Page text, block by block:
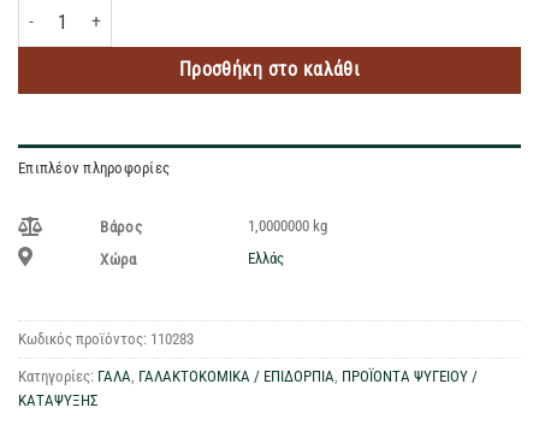
ΦΑΡΜΑ ΚΟΥΚΑΚΗ ΓΑΛΑ ΑΓΕΛΑΔΟΣ ΠΛΗΡΕΣ 1L ποσότητα
Προσθήκη στο καλάθι
Επιπλέον πληροφορίες
Βάρος
1,0000000 kg
Χώρα
Ελλάς
Κωδικός προϊόντος: 110283
Κατηγορίες: ΓΑΛΑ, ΓΑΛΑΚΤΟΚΟΜΙΚΑ / ΕΠΙΔΟΡΠΙΑ, ΠΡΟΪΟΝΤΑ ΨΥΓΕΙΟΥ /
ΚΑΤΑΨΥΞΗΣ